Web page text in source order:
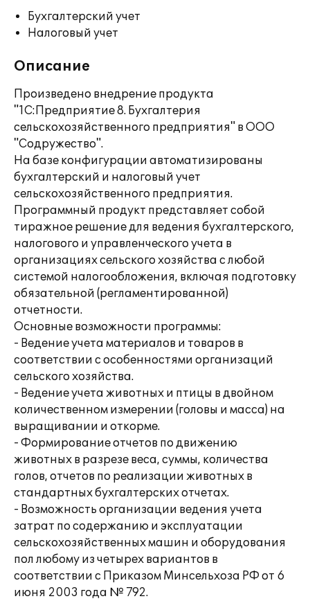
Бухгалтерский учет
Налоговый учет
Описание
Произведено внедрение продукта
"1С:Предприятие 8. Бухгалтерия
сельскохозяйственного предприятия" в ООО
"Содружество".
На базе конфигурации автоматизированы
бухгалтерский и налоговый учет
сельскохозяйственного предприятия.
Программный продукт представляет собой
тиражное решение для ведения бухгалтерского,
налогового и управленческого учета в
организациях сельского хозяйства с любой
системой налогообложения, включая подготовку
обязательной (регламентированной)
отчетности.
Основные возможности программы:
- Ведение учета материалов и товаров в
соответствии с особенностями организаций
сельского хозяйства.
- Ведение учета животных и птицы в двойном
количественном измерении (головы и масса) на
выращивании и откорме.
- Формирование отчетов по движению
животных в разрезе веса, суммы, количества
голов, отчетов по реализации животных в
стандартных бухгалтерских отчетах.
- Возможность организации ведения учета
затрат по содержанию и эксплуатации
сельскохозяйственных машин и оборудования
пол любому из четырех вариантов в
соответствии с Приказом Минсельхоза РФ от 6
июня 2003 года № 792.